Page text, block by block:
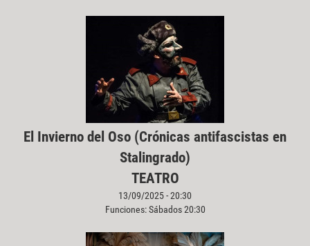
El Invierno del Oso (Crónicas antifascistas en
Stalingrado)
TEATRO
13/09/2025 - 20:30
Funciones: Sábados 20:30